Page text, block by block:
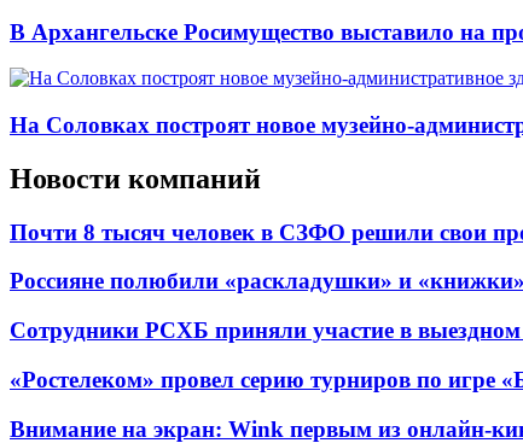
В Архангельске Росимущество выставило на
На Соловках построят новое музейно-
Новости компаний
Почти 8 тысяч человек в СЗФО решили свои
Россияне полюбили «раскладушки» и «книжки»
Сотрудники РСХБ приняли участие в
«Ростелеком» провел серию турниров по игре
Внимание на экран: Wink первым из онлайн-